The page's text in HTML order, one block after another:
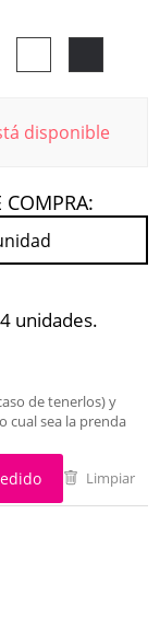
disponible
COMPRA:
unidades.
de tenerlos) y
cual sea la prenda
Limpiar